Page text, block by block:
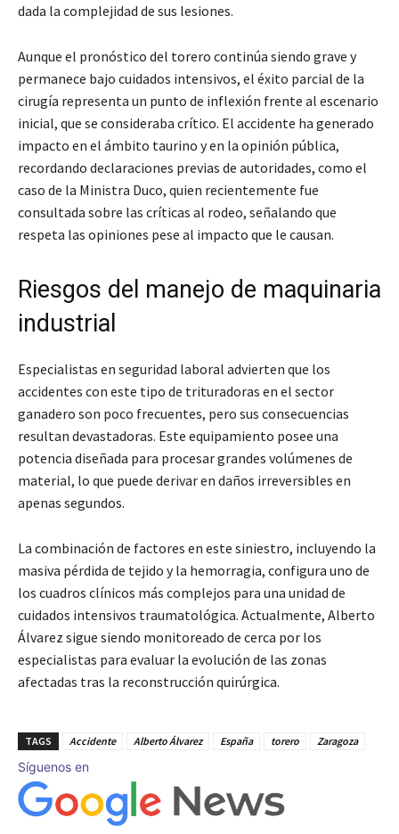
dada la complejidad de sus lesiones.
Aunque el pronóstico del torero continúa siendo grave y
permanece bajo cuidados intensivos, el éxito parcial de la
cirugía representa un punto de inflexión frente al escenario
inicial, que se consideraba crítico. El accidente ha generado
impacto en el ámbito taurino y en la opinión pública,
recordando declaraciones previas de autoridades, como el
caso de la Ministra Duco, quien recientemente fue
consultada sobre las críticas al rodeo, señalando que
respeta las opiniones pese al impacto que le causan.
Riesgos del manejo de maquinaria
industrial
Especialistas en seguridad laboral advierten que los
accidentes con este tipo de trituradoras en el sector
ganadero son poco frecuentes, pero sus consecuencias
resultan devastadoras. Este equipamiento posee una
potencia diseñada para procesar grandes volúmenes de
material, lo que puede derivar en daños irreversibles en
apenas segundos.
La combinación de factores en este siniestro, incluyendo la
masiva pérdida de tejido y la hemorragia, configura uno de
los cuadros clínicos más complejos para una unidad de
cuidados intensivos traumatológica. Actualmente, Alberto
Álvarez sigue siendo monitoreado de cerca por los
especialistas para evaluar la evolución de las zonas
afectadas tras la reconstrucción quirúrgica.
TAGS Accidente Alberto Álvarez España torero Zaragoza
Síguenos en